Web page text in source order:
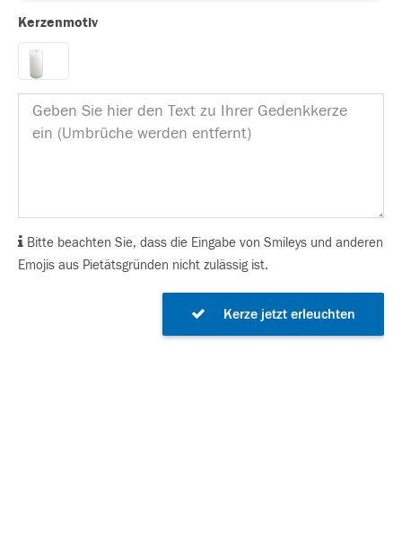
Kerzenmotiv
Bitte beachten Sie, dass die Eingabe von Smileys und anderen
Emojis aus Pietätsgründen nicht zulässig ist.
Kerze jetzt erleuchten